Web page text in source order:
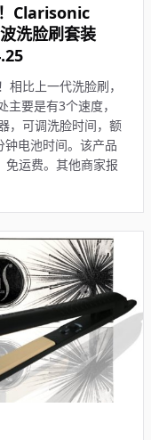
Clarisonic
洗脸刷套装
相比上一代洗脸刷，
要是有3个速度，
，可调洗脸时间，额
钟电池时间。该产品
运费。其他商家报